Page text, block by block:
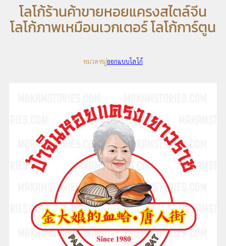
โลโก้ร้านค้าขายหอยแครงสไตล์จีน
โลโก้ภาพเหมือนเวกเตอร์ โลโก้การ์ตูน
หมวดหมู่ออกแบบโลโก้